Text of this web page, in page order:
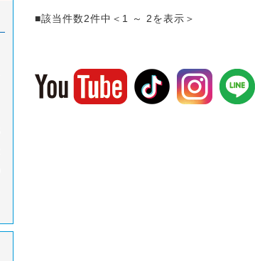
■該当件数2件中＜1 ～ 2を表示＞